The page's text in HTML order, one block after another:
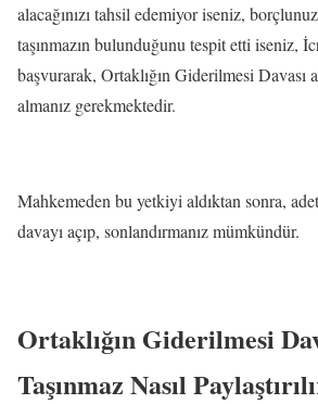
alacağınızı tahsil edemiyor iseniz,
taşınmazın bulunduğunu tespit etti iseniz,
başvurarak, Ortaklığın Giderilmesi Davası
almanız gerekmektedir.
Mahkemeden bu yetkiyi aldıktan sonra,
davayı açıp, sonlandırmanız mümkündür.
Ortaklığın Giderilmesi
Taşınmaz Nasıl